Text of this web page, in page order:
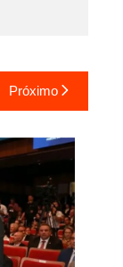
Próximo